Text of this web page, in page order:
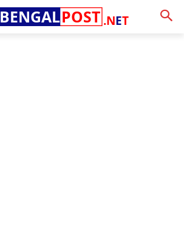
.NET
BENGALPOST